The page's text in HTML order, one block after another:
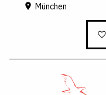
München